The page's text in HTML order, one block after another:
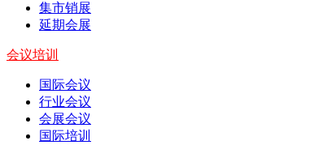
集市销展
延期会展
会议培训
国际会议
行业会议
会展会议
国际培训